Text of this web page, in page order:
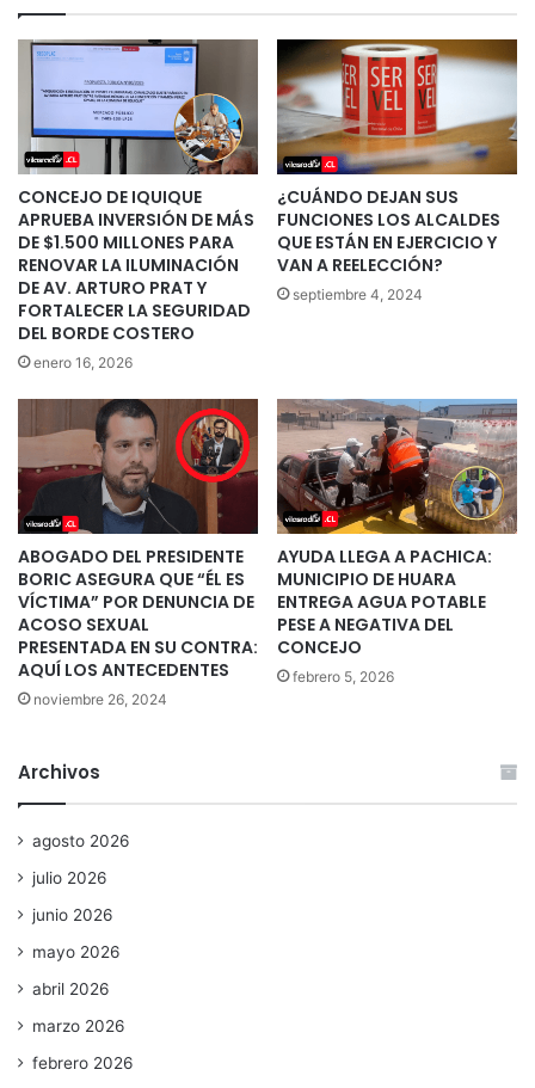
CONCEJO DE IQUIQUE
APRUEBA INVERSIÓN DE MÁS
DE $1.500 MILLONES PARA
RENOVAR LA ILUMINACIÓN
DE AV. ARTURO PRAT Y
FORTALECER LA SEGURIDAD
DEL BORDE COSTERO
enero 16, 2026
¿CUÁNDO DEJAN SUS
FUNCIONES LOS ALCALDES
QUE ESTÁN EN EJERCICIO Y
VAN A REELECCIÓN?
septiembre 4, 2024
ABOGADO DEL PRESIDENTE
BORIC ASEGURA QUE “ÉL ES
VÍCTIMA” POR DENUNCIA DE
ACOSO SEXUAL
PRESENTADA EN SU CONTRA:
AQUÍ LOS ANTECEDENTES
noviembre 26, 2024
AYUDA LLEGA A PACHICA:
MUNICIPIO DE HUARA
ENTREGA AGUA POTABLE
PESE A NEGATIVA DEL
CONCEJO
febrero 5, 2026
Archivos
agosto 2026
julio 2026
junio 2026
mayo 2026
abril 2026
marzo 2026
febrero 2026